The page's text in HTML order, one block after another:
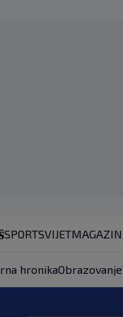
SPORTSVIJETMAGAZIN
hronikaObrazovanje